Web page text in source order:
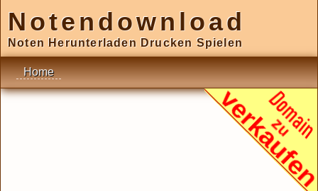
Notendownload
Noten Herunterladen Drucken Spielen
Home